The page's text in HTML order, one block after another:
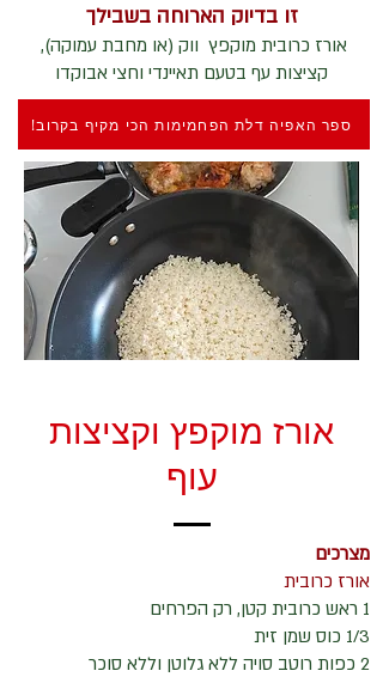
זו בדיוק הארוחה בשבילך
אורז כרובית מוקפץ ווק (או מחבת עמוקה),
קציצות עף בטעם תאיינדי וחצי אבוקדו
ספר האפיה דלת הפחמימות הכי מקיף בקרוב!
אורז מוקפץ וקציצות
עוף
מצרכים
אורז כרובית
1 ראש כרובית קטן, רק הפרחים
1/3 כוס שמן זית
2 כפות רוטב סויה ללא גלוטן וללא סוכר